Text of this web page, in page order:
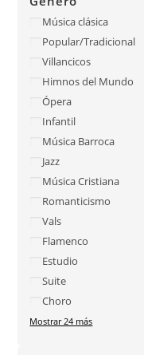
Música clásica
Popular/Tradicional
Villancicos
Himnos del Mundo
Ópera
Infantil
Música Barroca
Jazz
Música Cristiana
Romanticismo
Vals
Flamenco
Estudio
Suite
Choro
Mostrar 24 más